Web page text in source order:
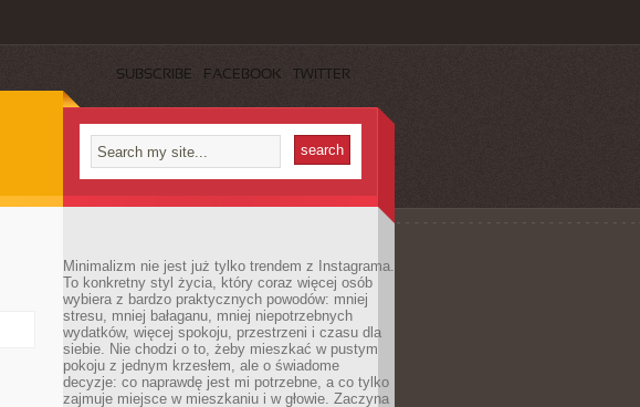
SUBSCRIBE FACEBOOK TWITTER
Minimalizm nie jest już tylko trendem z Instagrama.
To konkretny styl życia, który coraz więcej osób
wybiera z bardzo praktycznych powodów: mniej
stresu, mniej bałaganu, mniej niepotrzebnych
wydatków, więcej spokoju, przestrzeni i czasu dla
siebie. Nie chodzi o to, żeby mieszkać w pustym
pokoju z jednym krzesłem, ale o świadome
decyzje: co naprawdę jest mi potrzebne, a co tylko
zajmuje miejsce w mieszkaniu i w głowie. Zaczyna